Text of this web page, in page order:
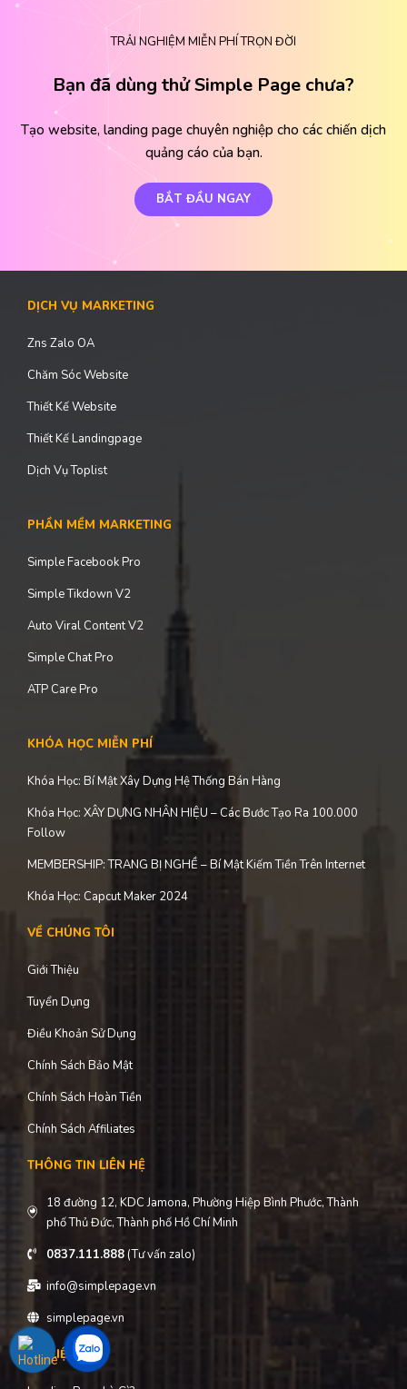
TRẢI NGHIỆM MIỄN PHÍ TRỌN ĐỜI
Bạn đã dùng thử Simple Page chưa?
Tạo website, landing page chuyên nghiệp cho các chiến dịch
quảng cáo của bạn.
BẮT ĐẦU NGAY
DỊCH VỤ MARKETING
Zns Zalo OA
Chăm Sóc Website
Thiết Kế Website
Thiết Kế Landingpage
Dịch Vụ Toplist
PHẦN MỀM MARKETING
Simple Facebook Pro
Simple Tikdown V2
Auto Viral Content V2
Simple Chat Pro
ATP Care Pro
KHÓA HỌC MIỄN PHÍ
Khóa Học: Bí Mật Xây Dựng Hệ Thống Bán Hàng
Khóa Học: XÂY DỰNG NHÂN HIỆU – Các Bước Tạo Ra 100.000
Follow
MEMBERSHIP: TRANG BỊ NGHỀ – Bí Mật Kiếm Tiền Trên Internet
Khóa Học: Capcut Maker 2024
VỀ CHÚNG TÔI
Giới Thiệu
Tuyển Dụng
Điều Khoản Sử Dụng
Chính Sách Bảo Mật
Chính Sách Hoàn Tiền
Chính Sách Affiliates
THÔNG TIN LIÊN HỆ
18 đường 12, KDC Jamona, Phường Hiệp Bình Phước, Thành
phố Thủ Đức, Thành phố Hồ Chí Minh
0837.111.888(Tư vấn zalo)
info@simplepage.vn
simplepage.vn
TÀI LIỆU